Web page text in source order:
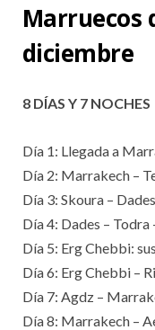
Marruecos
diciembre
8 DÍAS Y 7 NOCHES
Día 1: Llegada a
Día 2: Marrakech –
Día 3: Skoura – Dades
Día 4: Dades – Todra
Día 5: Erg Chebbi:
Día 6: Erg Chebbi –
Día 7: Agdz –
Día 8: Marrakech –